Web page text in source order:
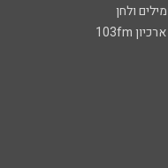
מילים ולחן
ארכיון 103fm